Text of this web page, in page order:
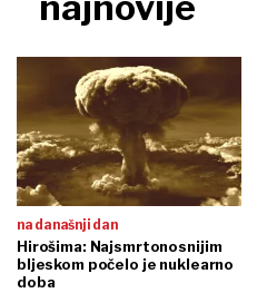
na današnji dan
Hirošima: Najsmrtonosnijim
bljeskom počelo je nuklearno
doba